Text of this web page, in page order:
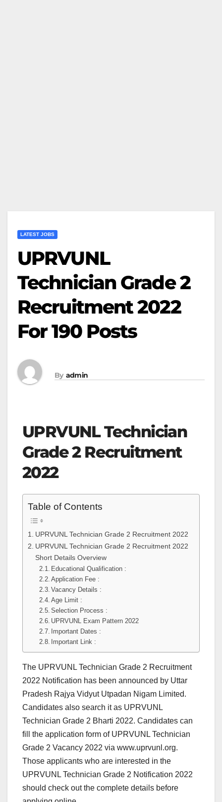
LATEST JOBS
UPRVUNL
Technician Grade 2
Recruitment 2022
For 190 Posts
By admin
UPRVUNL Technician
Grade 2 Recruitment
2022
Table of Contents
UPRVUNL Technician Grade 2 Recruitment 2022
UPRVUNL Technician Grade 2 Recruitment 2022
Short Details Overview
Educational Qualification :
Application Fee :
Vacancy Details :
Age Limit :
Selection Process :
UPRVUNL Exam Pattern 2022
Important Dates :
Important Link :
The UPRVUNL Technician Grade 2 Recruitment
2022 Notification has been announced by Uttar
Pradesh Rajya Vidyut Utpadan Nigam Limited.
Candidates also search it as UPRVUNL
Technician Grade 2 Bharti 2022. Candidates can
fill the application form of UPRVUNL Technician
Grade 2 Vacancy 2022 via www.uprvunl.org.
Those applicants who are interested in the
UPRVUNL Technician Grade 2 Notification 2022
should check out the complete details before